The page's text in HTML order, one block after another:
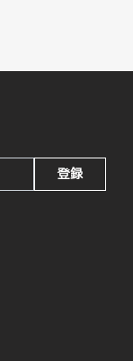
登録